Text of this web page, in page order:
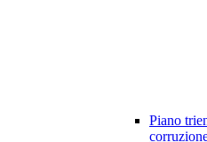
Piano